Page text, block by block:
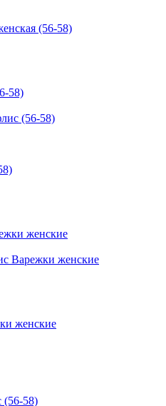
(56-58)
(56-58)
Варежки женские
женские